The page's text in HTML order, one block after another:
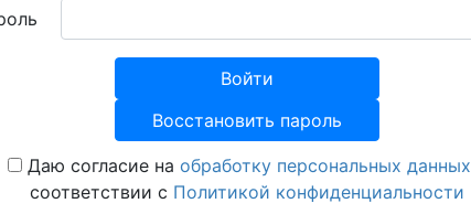
Войти
Восстановить пароль
Даю согласие на обработку персональных данных
соответствии с Политикой конфиденциальности